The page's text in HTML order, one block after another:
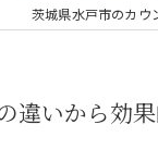
茨城県水戸市のカウ
違いから効